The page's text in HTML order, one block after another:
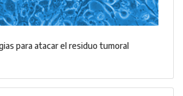
para atacar el residuo tumoral